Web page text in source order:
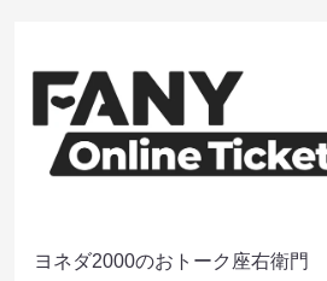
ヨネダ2000のおトーク座右衛門